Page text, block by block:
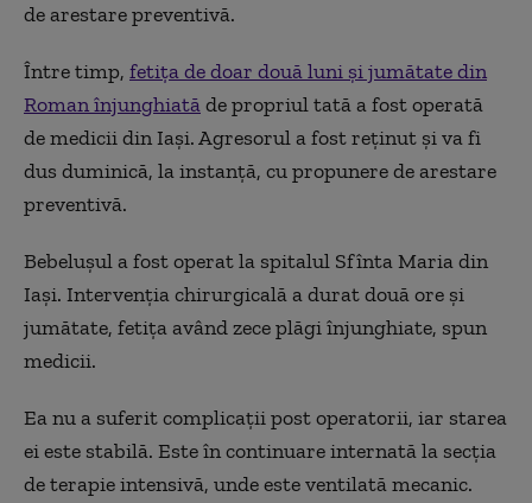
de arestare preventivă.
Între timp, fetița de doar două luni și jumătate din
Roman înjunghiatăde propriul tată a fost operată
de medicii din Iași. Agresorul a fost reținut și va fi
dus duminică, la instanță, cu propunere de arestare
preventivă.
Bebelușul a fost operat la spitalul Sfînta Maria din
Iași. Intervenția chirurgicală a durat două ore și
jumătate, fetița având zece plăgi înjunghiate, spun
medicii.
Ea nu a suferit complicații post operatorii, iar starea
ei este stabilă. Este în continuare internată la secția
de terapie intensivă, unde este ventilată mecanic.